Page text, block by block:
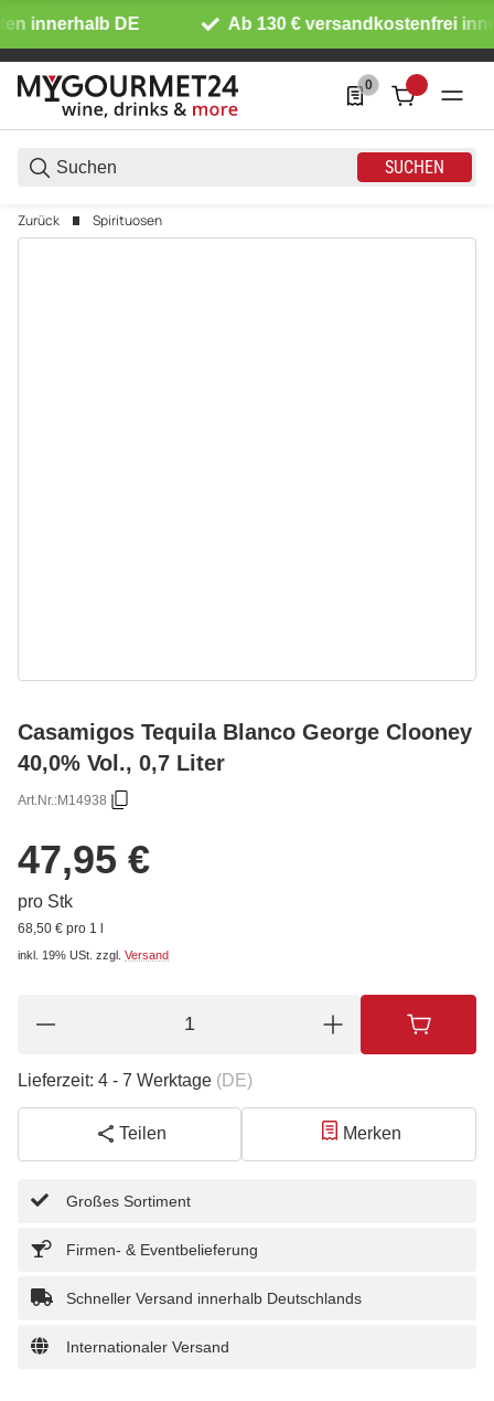
innerhalb DE Ab 130 € versandkostenfrei
SUCHEN
0
0 Produkte in der
Zurück Spirituosen
Casamigos Tequila Blanco George Clooney
40,0% Vol., 0,7 Liter
Art.Nr.:M14938
47,95 €
pro Stk
68,50 € pro 1 l
inkl. 19% USt. zzgl. Versand
Lieferzeit: 4 - 7 Werktage (DE)
Teilen Merken
Großes Sortiment
Firmen- & Eventbelieferung
Schneller Versand innerhalb Deutschlands
Internationaler Versand